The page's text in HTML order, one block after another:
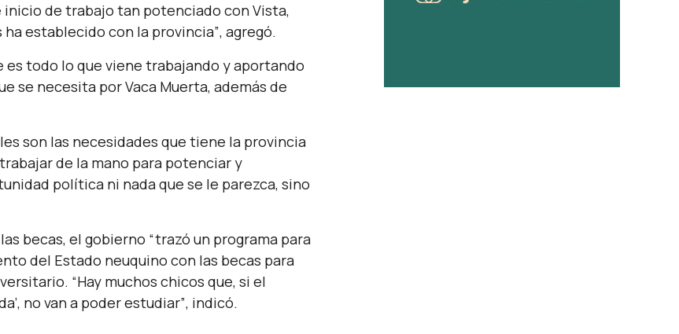
de trabajo tan potenciado con Vista,
establecido con la provincia”, agregó.
todo lo que viene trabajando y aportando
se necesita por Vaca Muerta, además de
son las necesidades que tiene la provincia
de la mano para potenciar y
política ni nada que se le parezca, sino
becas, el gobierno “trazó un programa para
del Estado neuquino con las becas para
“Hay muchos chicos que, si el
no van a poder estudiar”, indicó.